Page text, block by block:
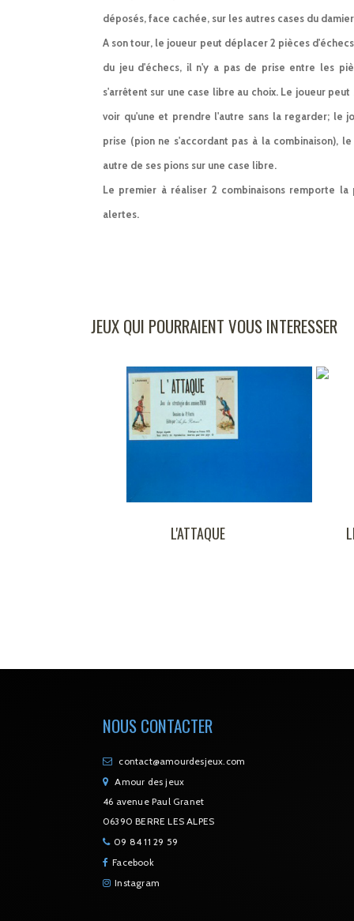
déposés, face cachée, sur les autres cases du
A son tour, le joueur peut déplacer 2 pièces
du jeu d'échecs, il n'y a pas de prise entre les
s'arrêtent sur une case libre au choix. Le joueur
voir qu'une et prendre l'autre sans la regarder; le
prise (pion ne s'accordant pas à la combinaison),
autre de ses pions sur une case libre.
Le premier à réaliser 2 combinaisons remporte
alertes.
JEUX QUI POURRAIENT VOUS INTERESSER
LE LIEVRE ET LA
NOUS CONTACTER
contact@amourdesjeux.com
Amour des jeux
46 avenue Paul Granet
06390 BERRE LES ALPES
09 84 11 29 59
Facebook
Instagram